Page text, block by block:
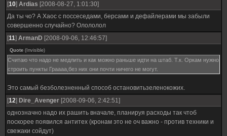
[10] Ardias [2008-08-27, 1:01:30]
Да ты чо? А Хаос с поссеседами, берсами и дефайлерами мы забыли
совершенно случайно? Олололол
[11] ArmanD [2008-09-06, 12:46:57]
Quote ( Invisible)
Считаю что надо не медлить и как можно раньше идти на штаб. Т.к. Оркам нужно
строить пункты Граааа,без них они почти ничего не могут.
Это самый безболезненный способ остановитьзеленокожих.
[12] Dire_Avenger [2008-09-06, 2:42:51]
однозначно надо их рашить вначале, планируя расходы так чтоб
поскорее появился антитех (кронам это не оч важно - против техники и
свежаки сойдут)